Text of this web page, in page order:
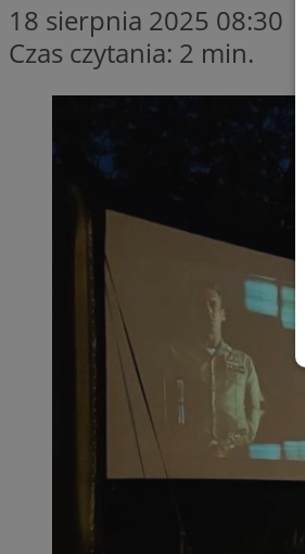
18 sierpnia 2025 08:30
Czas czytania: 2 min.